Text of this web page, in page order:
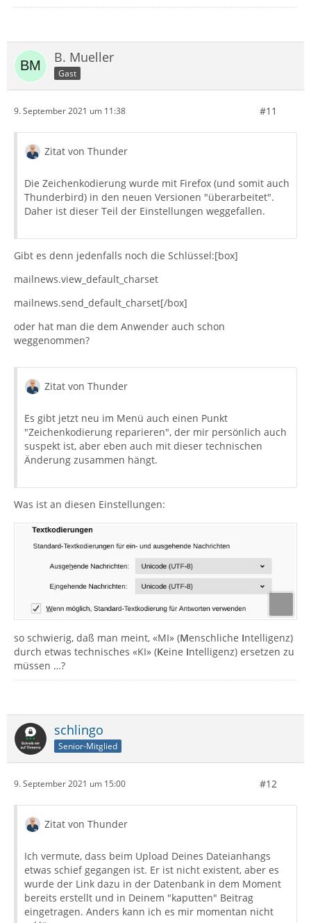
B. Mueller
Gast
9. September 2021 um 11:38 #11
Zitat von Thunder
Die Zeichenkodierung wurde mit Firefox (und somit auch
Thunderbird) in den neuen Versionen "überarbeitet".
Daher ist dieser Teil der Einstellungen weggefallen.
Gibt es denn jedenfalls noch die Schlüssel:[box]
mailnews.view_default_charset
mailnews.send_default_charset[/box]
oder hat man die dem Anwender auch schon
weggenommen?
Zitat von Thunder
Es gibt jetzt neu im Menü auch einen Punkt
"Zeichenkodierung reparieren", der mir persönlich auch
suspekt ist, aber eben auch mit dieser technischen
Änderung zusammen hängt.
Was ist an diesen Einstellungen:
so schwierig, daß man meint, «MI» (Menschliche Intelligenz)
durch etwas technisches «KI» (Keine Intelligenz) ersetzen zu
müssen …?
schlingo
Senior-Mitglied
9. September 2021 um 15:00 #12
Zitat von Thunder
Ich vermute, dass beim Upload Deines Dateianhangs
etwas schief gegangen ist. Er ist nicht existent, aber es
wurde der Link dazu in der Datenbank in dem Moment
bereits erstellt und in Deinem "kaputten" Beitrag
eingetragen. Anders kann ich es mir momentan nicht